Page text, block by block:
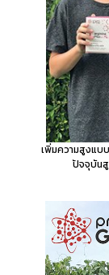
เพิ่มความสูงแบ
ปัจจุบันสู